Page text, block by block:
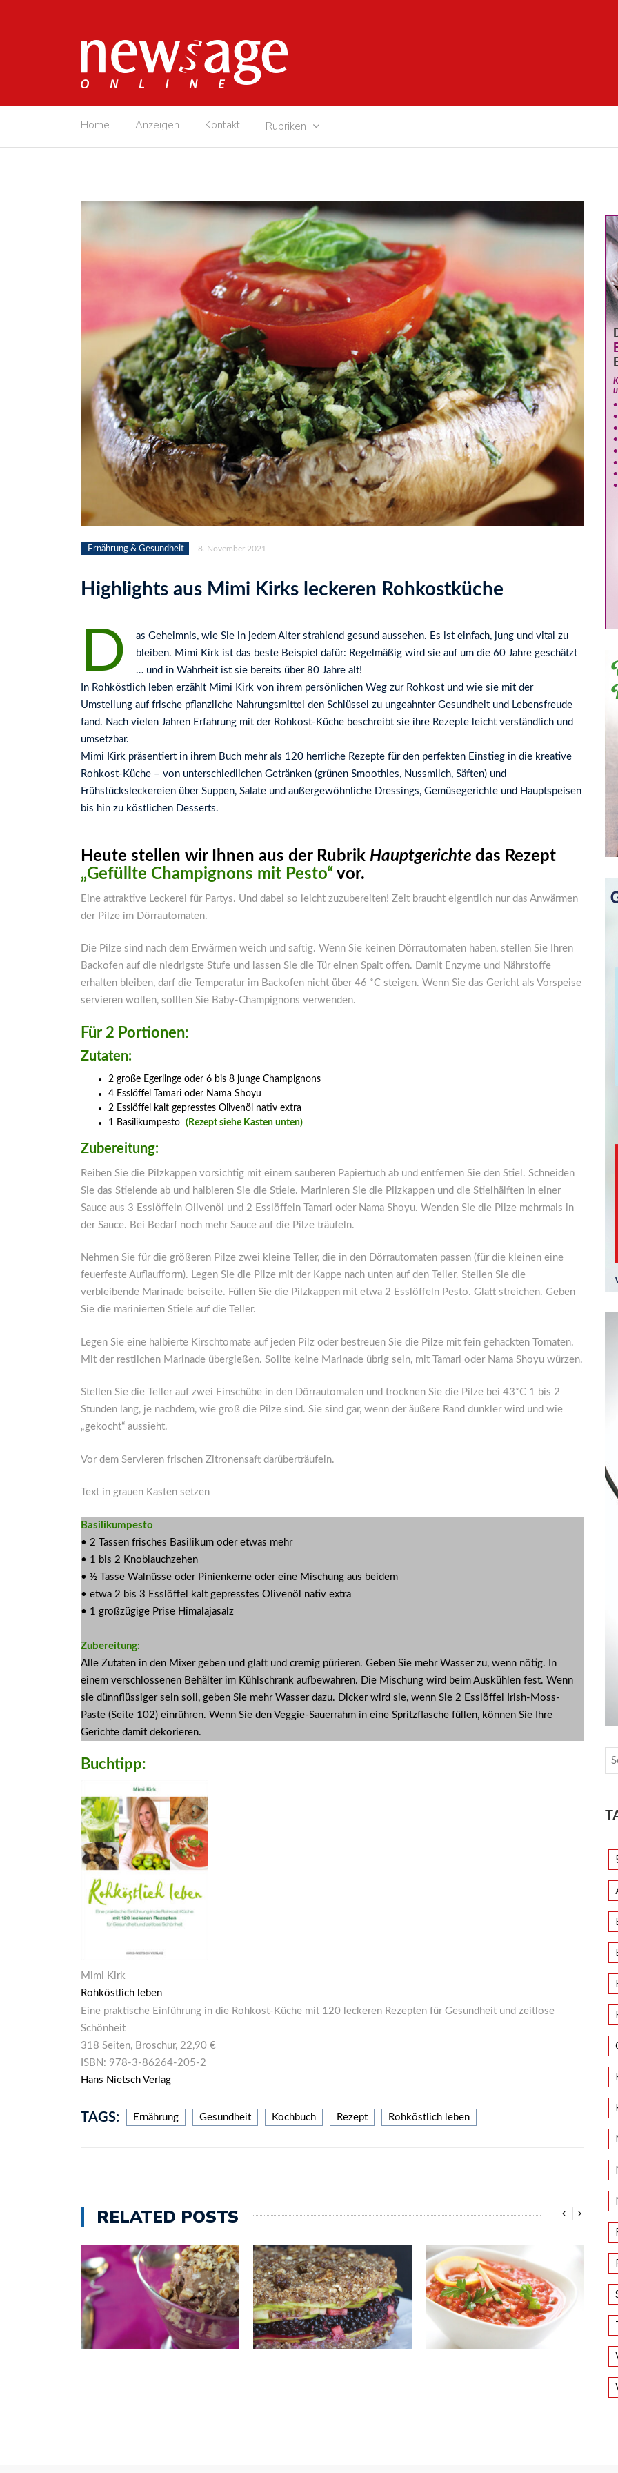
Home Anzeigen Kontakt Rubriken
Ernährung & Gesundheit 8. November 2021
Highlights aus Mimi Kirks leckeren Rohkostküche
D
as Geheimnis, wie Sie in jedem Alter strahlend gesund aussehen. Es ist einfach, jung und vital zu
bleiben. Mimi Kirk ist das beste Beispiel dafür: Regelmäßig wird sie auf um die 60 Jahre geschätzt
… und in Wahrheit ist sie bereits über 80 Jahre alt!
In Rohköstlich leben erzählt Mimi Kirk von ihrem persönlichen Weg zur Rohkost und wie sie mit der
Umstellung auf frische pflanzliche Nahrungsmittel den Schlüssel zu ungeahnter Gesundheit und Lebensfreude
fand. Nach vielen Jahren Erfahrung mit der Rohkost-Küche beschreibt sie ihre Rezepte leicht verständlich und
umsetzbar.
Mimi Kirk präsentiert in ihrem Buch mehr als 120 herrliche Rezepte für den perfekten Einstieg in die kreative
Rohkost-Küche – von unterschiedlichen Getränken (grünen Smoothies, Nussmilch, Säften) und
Frühstücksleckereien über Suppen, Salate und außergewöhnliche Dressings, Gemüsegerichte und Hauptspeisen
bis hin zu köstlichen Desserts.
Heute stellen wir Ihnen aus der Rubrik Hauptgerichte das Rezept
„Gefüllte Champignons mit Pesto“ vor.
Eine attraktive Leckerei für Partys. Und dabei so leicht zuzubereiten! Zeit braucht eigentlich nur das Anwärmen
der Pilze im Dörrautomaten.
Die Pilze sind nach dem Erwärmen weich und saftig. Wenn Sie keinen Dörrautomaten haben, stellen Sie Ihren
Backofen auf die niedrigste Stufe und lassen Sie die Tür einen Spalt offen. Damit Enzyme und Nährstoffe
erhalten bleiben, darf die Temperatur im Backofen nicht über 46 ˚C steigen. Wenn Sie das Gericht als Vorspeise
servieren wollen, sollten Sie Baby-Champignons verwenden.
Für 2 Portionen:
Zutaten:
2 große Egerlinge oder 6 bis 8 junge Champignons
4 Esslöffel Tamari oder Nama Shoyu
2 Esslöffel kalt gepresstes Olivenöl nativ extra
1 Basilikumpesto (Rezept siehe Kasten unten)
Zubereitung:
Reiben Sie die Pilzkappen vorsichtig mit einem sauberen Papiertuch ab und entfernen Sie den Stiel. Schneiden
Sie das Stielende ab und halbieren Sie die Stiele. Marinieren Sie die Pilzkappen und die Stielhälften in einer
Sauce aus 3 Esslöffeln Olivenöl und 2 Esslöffeln Tamari oder Nama Shoyu. Wenden Sie die Pilze mehrmals in
der Sauce. Bei Bedarf noch mehr Sauce auf die Pilze träufeln.
Nehmen Sie für die größeren Pilze zwei kleine Teller, die in den Dörrautomaten passen (für die kleinen eine
feuerfeste Auflaufform). Legen Sie die Pilze mit der Kappe nach unten auf den Teller. Stellen Sie die
verbleibende Marinade beiseite. Füllen Sie die Pilzkappen mit etwa 2 Esslöffeln Pesto. Glatt streichen. Geben
Sie die marinierten Stiele auf die Teller.
Legen Sie eine halbierte Kirschtomate auf jeden Pilz oder bestreuen Sie die Pilze mit fein gehackten Tomaten.
Mit der restlichen Marinade übergießen. Sollte keine Marinade übrig sein, mit Tamari oder Nama Shoyu würzen.
Stellen Sie die Teller auf zwei Einschübe in den Dörrautomaten und trocknen Sie die Pilze bei 43˚C 1 bis 2
Stunden lang, je nachdem, wie groß die Pilze sind. Sie sind gar, wenn der äußere Rand dunkler wird und wie
„gekocht“ aussieht.
Vor dem Servieren frischen Zitronensaft darüberträufeln.
Text in grauen Kasten setzen
Basilikumpesto
• 2 Tassen frisches Basilikum oder etwas mehr
• 1 bis 2 Knoblauchzehen
• ½ Tasse Walnüsse oder Pinienkerne oder eine Mischung aus beidem
• etwa 2 bis 3 Esslöffel kalt gepresstes Olivenöl nativ extra
• 1 großzügige Prise Himalajasalz
Zubereitung:
Alle Zutaten in den Mixer geben und glatt und cremig pürieren. Geben Sie mehr Wasser zu, wenn nötig. In
einem verschlossenen Behälter im Kühlschrank aufbewahren. Die Mischung wird beim Auskühlen fest. Wenn
sie dünnflüssiger sein soll, geben Sie mehr Wasser dazu. Dicker wird sie, wenn Sie 2 Esslöffel Irish-Moss-
Paste (Seite 102) einrühren. Wenn Sie den Veggie-Sauerrahm in eine Spritzflasche füllen, können Sie Ihre
Gerichte damit dekorieren.
Buchtipp:
Mimi Kirk
Rohköstlich leben
Eine praktische Einführung in die Rohkost-Küche mit 120 leckeren Rezepten für Gesundheit und zeitlose
Schönheit
318 Seiten, Broschur, 22,90 €
ISBN: 978-3-86264-205-2
Hans Nietsch Verlag
TAGS: Ernährung Gesundheit Kochbuch Rezept Rohköstlich leben
RELATED POSTS